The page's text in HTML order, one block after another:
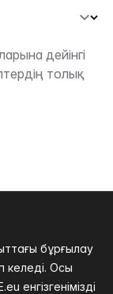
дейінгі
толық
бұрғылау
келеді. Осы
енгізгенімізді